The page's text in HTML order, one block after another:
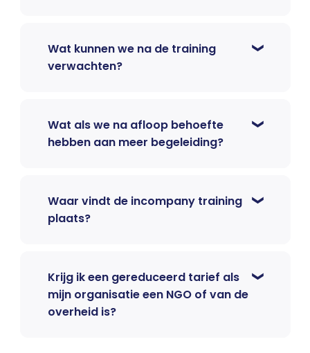
Wat kunnen we na de training
verwachten?
Wat als we na afloop behoefte
hebben aan meer begeleiding?
Waar vindt de incompany training
plaats?
Krijg ik een gereduceerd tarief als
mijn organisatie een NGO of van de
overheid is?